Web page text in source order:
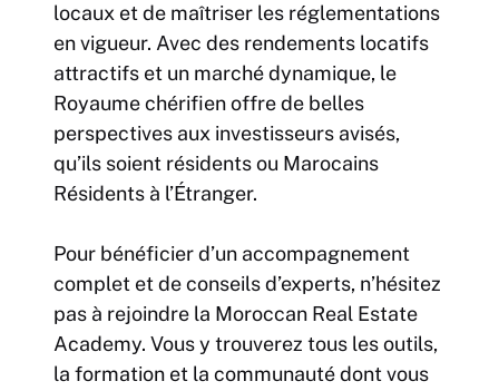
locaux et de maîtriser les réglementations
en vigueur. Avec des rendements locatifs
attractifs et un marché dynamique, le
Royaume chérifien offre de belles
perspectives aux investisseurs avisés,
qu’ils soient résidents ou Marocains
Résidents à l’Étranger.
Pour bénéficier d’un accompagnement
complet et de conseils d’experts, n’hésitez
pas à rejoindre la Moroccan Real Estate
Academy. Vous y trouverez tous les outils,
la formation et la communauté dont vous